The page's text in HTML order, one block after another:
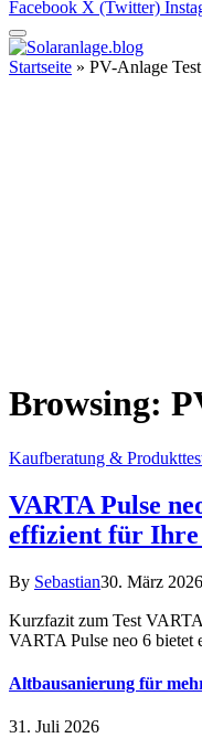
Facebook X (Twitter)
Startseite » PV-Anlage Test
Browsing:
Kaufberatung &
VARTA Pulse
effizient für Ihre
By Sebastian30. März 2026
Kurzfazit zum Test
VARTA Pulse neo 6
Altbausanierung für
31. Juli 2026